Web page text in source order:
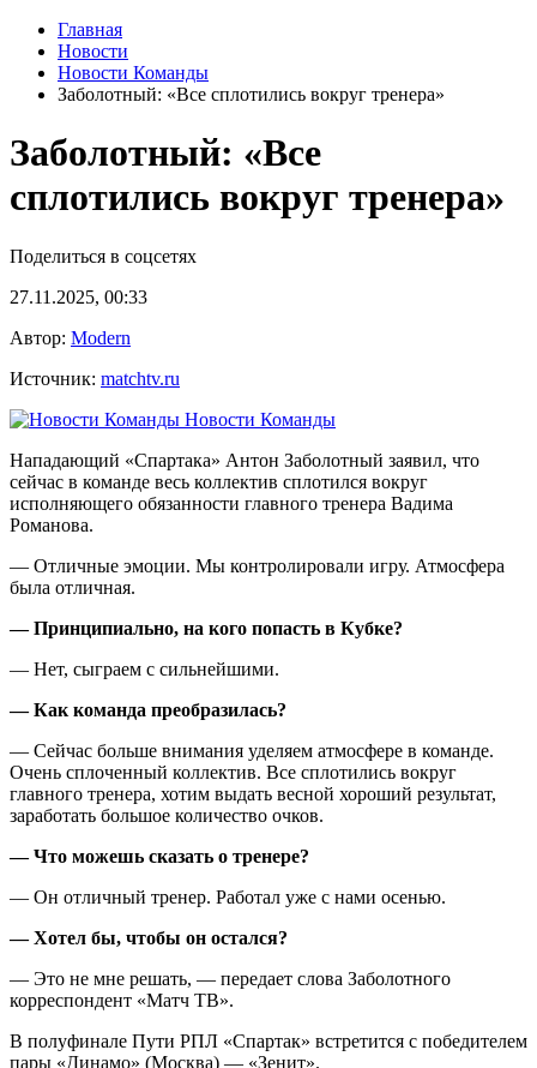
Главная
Новости
Новости Команды
Заболотный: «Все сплотились вокруг тренера»
Заболотный: «Все
сплотились вокруг тренера»
Поделиться в соцсетях
27.11.2025, 00:33
Автор: Modern
Источник: matchtv.ru
Новости Команды
Нападающий «Спартака» Антон Заболотный заявил, что
сейчас в команде весь коллектив сплотился вокруг
исполняющего обязанности главного тренера Вадима
Романова.
— Отличные эмоции. Мы контролировали игру. Атмосфера
была отличная.
— Принципиально, на кого попасть в Кубке?
— Нет, сыграем с сильнейшими.
— Как команда преобразилась?
— Сейчас больше внимания уделяем атмосфере в команде.
Очень сплоченный коллектив. Все сплотились вокруг
главного тренера, хотим выдать весной хороший результат,
заработать большое количество очков.
— Что можешь сказать о тренере?
— Он отличный тренер. Работал уже с нами осенью.
— Хотел бы, чтобы он остался?
— Это не мне решать, — передает слова Заболотного
корреспондент «Матч ТВ».
В полуфинале Пути РПЛ «Спартак» встретится с победителем
пары «Динамо» (Москва) — «Зенит».